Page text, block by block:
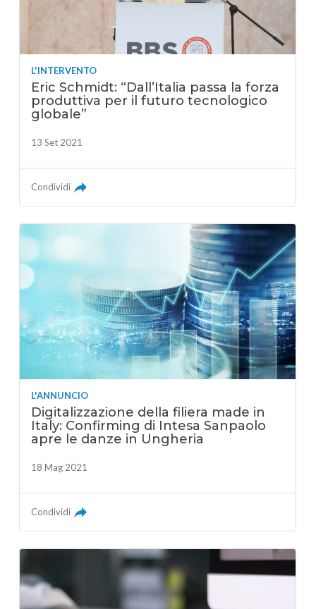
L'INTERVENTO
Eric Schmidt: “Dall’Italia passa la forza
produttiva per il futuro tecnologico
globale”
13 Set 2021
Condividi
L'ANNUNCIO
Digitalizzazione della filiera made in
Italy: Confirming di Intesa Sanpaolo
apre le danze in Ungheria
18 Mag 2021
Condividi